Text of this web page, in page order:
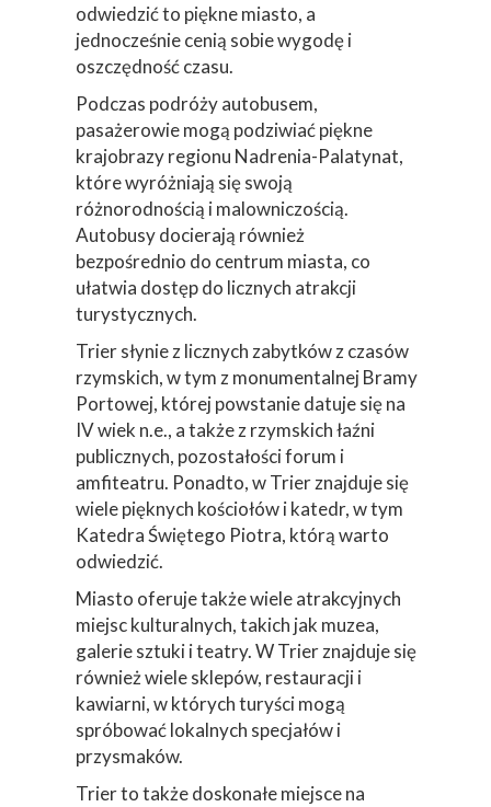
odwiedzić to piękne miasto, a
jednocześnie cenią sobie wygodę i
oszczędność czasu.
Podczas podróży autobusem,
pasażerowie mogą podziwiać piękne
krajobrazy regionu Nadrenia-Palatynat,
które wyróżniają się swoją
różnorodnością i malowniczością.
Autobusy docierają również
bezpośrednio do centrum miasta, co
ułatwia dostęp do licznych atrakcji
turystycznych.
Trier słynie z licznych zabytków z czasów
rzymskich, w tym z monumentalnej Bramy
Portowej, której powstanie datuje się na
IV wiek n.e., a także z rzymskich łaźni
publicznych, pozostałości forum i
amfiteatru. Ponadto, w Trier znajduje się
wiele pięknych kościołów i katedr, w tym
Katedra Świętego Piotra, którą warto
odwiedzić.
Miasto oferuje także wiele atrakcyjnych
miejsc kulturalnych, takich jak muzea,
galerie sztuki i teatry. W Trier znajduje się
również wiele sklepów, restauracji i
kawiarni, w których turyści mogą
spróbować lokalnych specjałów i
przysmaków.
Trier to także doskonałe miejsce na